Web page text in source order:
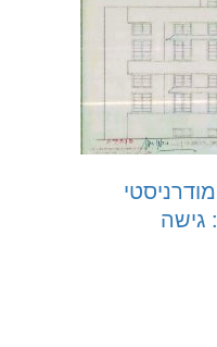
גישה